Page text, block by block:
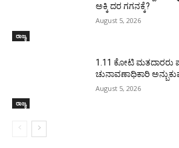
ರಾಜ್ಯ
ಅಕ್ಕಿ ದರ ಗಗನಕ್ಕೆ?
August 5, 2026
ರಾಜ್ಯ
1.11 ಕೋಟಿ ಮತದಾರರು
ಚುನಾವಣಾಧಿಕಾರಿ
August 5, 2026